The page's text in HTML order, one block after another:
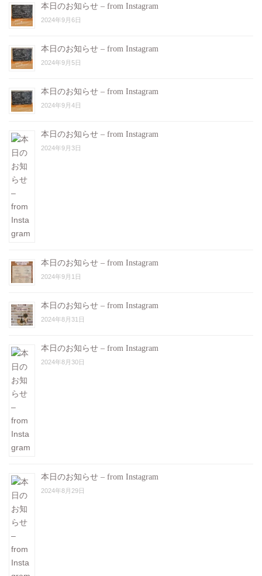
本日のお知らせ – from Instagram
2024年9月6日
本日のお知らせ – from Instagram
2024年9月5日
本日のお知らせ – from Instagram
2024年9月4日
本日のお知らせ – from Instagram
2024年9月3日
本日のお知らせ – from Instagram
2024年9月1日
本日のお知らせ – from Instagram
2024年8月31日
本日のお知らせ – from Instagram
2024年8月30日
本日のお知らせ – from Instagram
2024年8月29日